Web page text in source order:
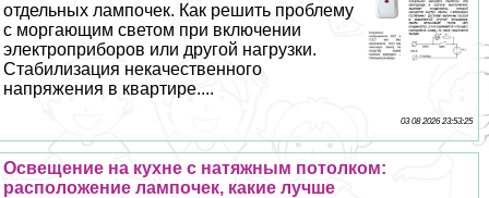
отдельных лампочек. Как решить проблему
с моргающим светом при включении
электроприборов или другой нагрузки.
Стабилизация некачественного
напряжения в квартире....
03 08 2026 23:53:25
Освещение на кухне с натяжным потолком:
расположение лампочек, какие лучше